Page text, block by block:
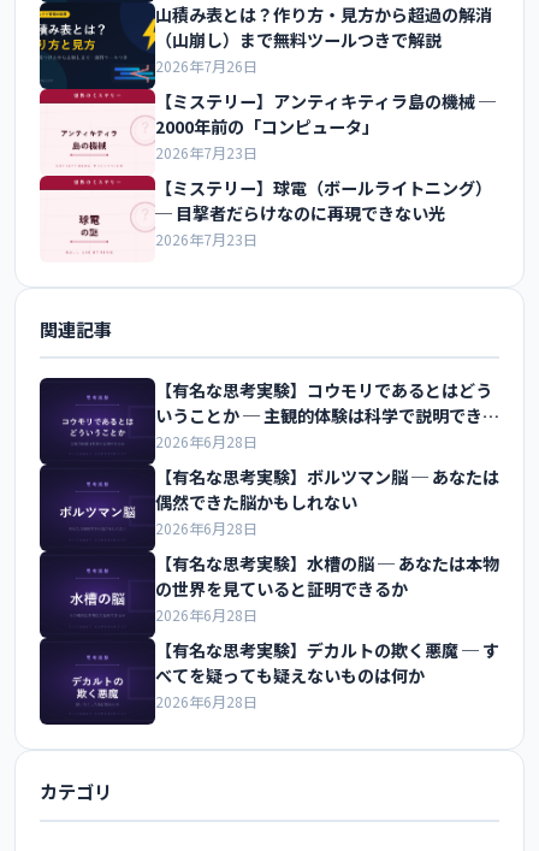
山積み表とは？作り方・見方から超過の解消
（山崩し）まで無料ツールつきで解説
2026年7月26日
【ミステリー】アンティキティラ島の機械 ─
2000年前の「コンピュータ」
2026年7月23日
【ミステリー】球電（ボールライトニング）
─ 目撃者だらけなのに再現できない光
2026年7月23日
関連記事
【有名な思考実験】コウモリであるとはどう
いうことか ─ 主観的体験は科学で説明できる
か
2026年6月28日
【有名な思考実験】ボルツマン脳 ─ あなたは
偶然できた脳かもしれない
2026年6月28日
【有名な思考実験】水槽の脳 ─ あなたは本物
の世界を見ていると証明できるか
2026年6月28日
【有名な思考実験】デカルトの欺く悪魔 ─ す
べてを疑っても疑えないものは何か
2026年6月28日
カテゴリ